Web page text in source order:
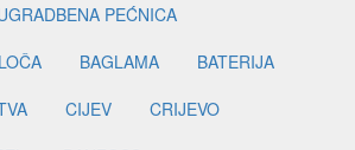
PEĆNICA
BAGLAMA
BATERIJA
CIJEV
CRIJEVO